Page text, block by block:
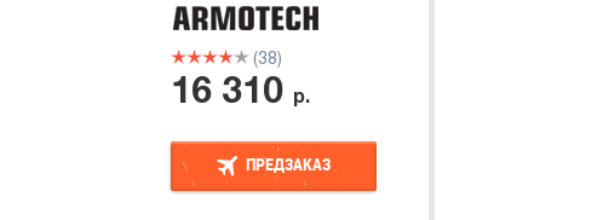
(38)
16 310 р.
ПРЕДЗАКАЗ